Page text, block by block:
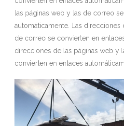
las páginas web y las de correo
automáticamente. Las direcciones
de correo se convierten en
direcciones de las páginas web y
convierten en enlaces